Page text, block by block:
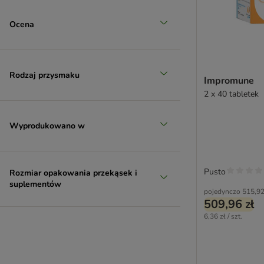
Ocena
Rodzaj przysmaku
Wyprodukowano w
Rozmiar opakowania przekąsek i
suplementów
Impromune
2 x 40 tabletek
pojedynczo
509,96 zł
6,36 zł / szt.
Pusto